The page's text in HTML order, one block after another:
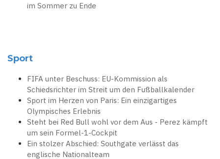
im Sommer zu Ende
Sport
FIFA unter Beschuss: EU-Kommission als
Schiedsrichter im Streit um den Fußballkalender
Sport im Herzen von Paris: Ein einzigartiges
Olympisches Erlebnis
Steht bei Red Bull wohl vor dem Aus - Perez kämpft
um sein Formel-1-Cockpit
Ein stolzer Abschied: Southgate verlässt das
englische Nationalteam